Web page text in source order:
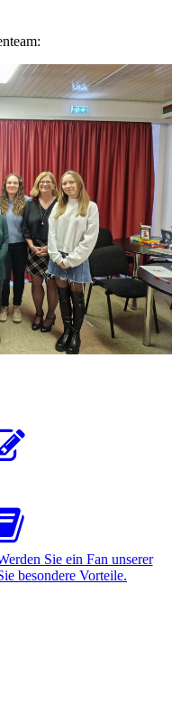
Sie ein Fan unserer
besondere Vorteile.